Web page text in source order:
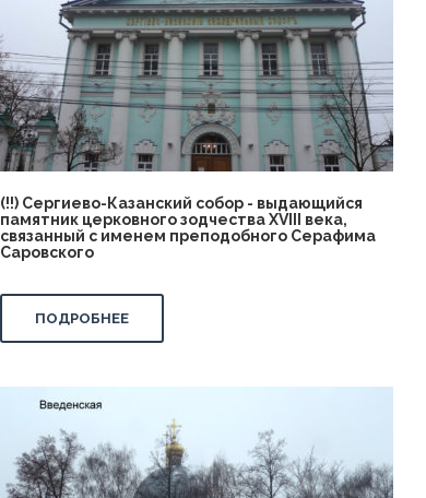
(!!) Сергиево-Казанский собор - выдающийся
памятник церковного зодчества XVIII века,
связанный с именем преподобного Серафима
Саровского
ПОДРОБНЕЕ